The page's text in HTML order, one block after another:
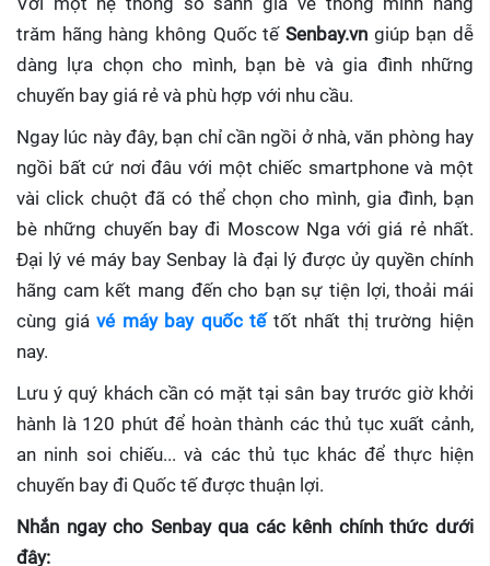
trăm hãng hàng không Quốc tế Senbay.vn giúp bạn dễ
dàng lựa chọn cho mình, bạn bè và gia đình những
chuyến bay giá rẻ và phù hợp với nhu cầu.
Ngay lúc này đây, bạn chỉ cần ngồi ở nhà, văn phòng hay
ngồi bất cứ nơi đâu với một chiếc smartphone và một
vài click chuột đã có thể chọn cho mình, gia đình, bạn
bè những chuyến bay đi Moscow Nga với giá rẻ nhất.
Đại lý vé máy bay Senbay là đại lý được ủy quyền chính
hãng cam kết mang đến cho bạn sự tiện lợi, thoải mái
cùng giávé máy bay quốc tế tốt nhất thị trường hiện
nay.
Lưu ý quý khách cần có mặt tại sân bay trước giờ khởi
hành là 120 phút để hoàn thành các thủ tục xuất cảnh,
an ninh soi chiếu... và các thủ tục khác để thực hiện
chuyến bay đi Quốc tế được thuận lợi.
Nhắn ngay cho Senbay qua các kênh chính thức dưới
đây: